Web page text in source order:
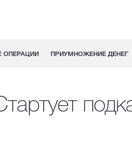
ОПЕРАЦИИ ПРИУМНОЖЕНИЕ ДЕНЕГ